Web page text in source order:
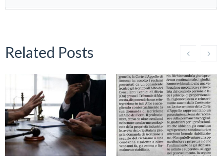
Related Posts